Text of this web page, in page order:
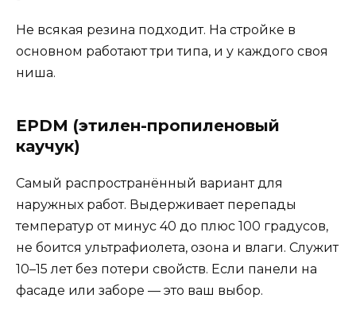
Не всякая резина подходит. На стройке в
основном работают три типа, и у каждого своя
ниша.
EPDM (этилен-пропиленовый
каучук)
Самый распространённый вариант для
наружных работ. Выдерживает перепады
температур от минус 40 до плюс 100 градусов,
не боится ультрафиолета, озона и влаги. Служит
10–15 лет без потери свойств. Если панели на
фасаде или заборе — это ваш выбор.